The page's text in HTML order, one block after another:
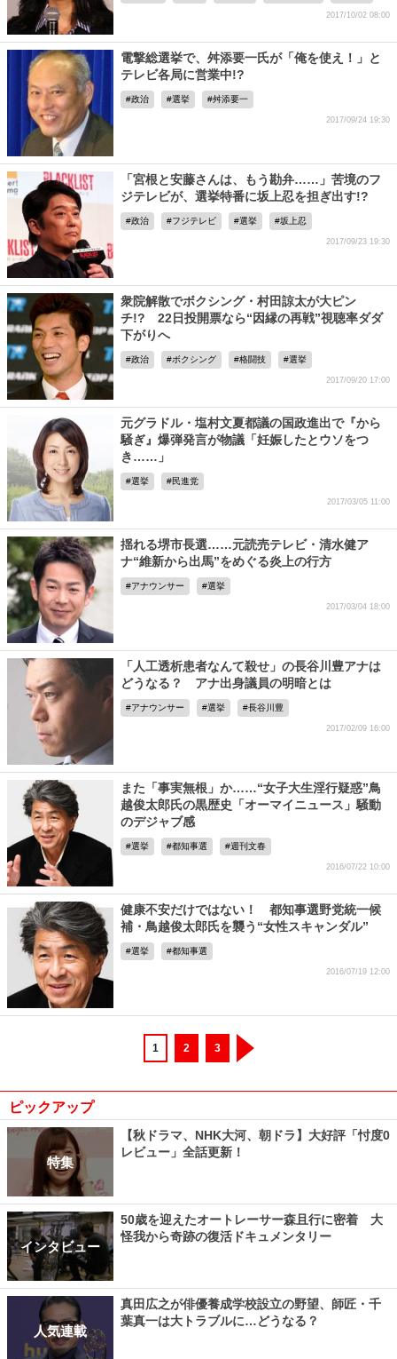
2017/10/02 08:00
電撃総選挙で、舛添要一氏が「俺を使え！」と
テレビ各局に営業中!?
政治 選挙 舛添要一
2017/09/24 19:30
「宮根と安藤さんは、もう勘弁……」苦境のフ
ジテレビが、選挙特番に坂上忍を担ぎ出す!?
政治 フジテレビ 選挙 坂上忍
2017/09/23 19:30
衆院解散でボクシング・村田諒太が大ピン
チ!? 22日投開票なら“因縁の再戦”視聴率ダダ
下がりへ
政治 ボクシング 格闘技 選挙
2017/09/20 17:00
元グラドル・塩村文夏都議の国政進出で『から
騒ぎ』爆弾発言が物議「妊娠したとウソをつ
き……」
選挙 民進党
2017/03/05 11:00
揺れる堺市長選……元読売テレビ・清水健ア
ナ“維新から出馬”をめぐる炎上の行方
アナウンサー 選挙
2017/03/04 18:00
「人工透析患者なんて殺せ」の長谷川豊アナは
どうなる？ アナ出身議員の明暗とは
アナウンサー 選挙 長谷川豊
2017/02/09 16:00
また「事実無根」か……“女子大生淫行疑惑”鳥
越俊太郎氏の黒歴史「オーマイニュース」騒動
のデジャブ感
選挙 都知事選 週刊文春
2016/07/22 10:00
健康不安だけではない！ 都知事選野党統一候
補・鳥越俊太郎氏を襲う“女性スキャンダル”
選挙 都知事選
2016/07/19 12:00
1 2 3
ピックアップ
特集
【秋ドラマ、NHK大河、朝ドラ】大好評「忖度0
レビュー」全話更新！
インタビュー
50歳を迎えたオートレーサー森且行に密着 大
怪我から奇跡の復活ドキュメンタリー
人気連載
真田広之が俳優養成学校設立の野望、師匠・千
葉真一は大トラブルに…どうなる？